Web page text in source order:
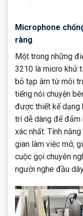
Microphone
ràng
Một trong những
3210 là micro khử
bỏ tạp âm từ môi
tiếng nói chuyện
được thiết kế dạng
trí dễ dàng để đảm
xác nhất. Tính
gian làm việc mở,
cuộc gọi chuyên
người nghe đầu